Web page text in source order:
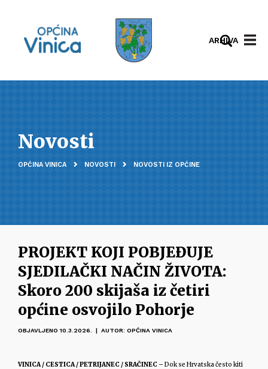
ARHIVA
Novosti
OPĆINA VINICA NOVOSTI NOVOSTI IZ OPĆINE
PROJEKT KOJI POBJEĐUJE
SJEDILAČKI NAČIN ŽIVOTA:
Skoro 200 skijaša iz četiri
općine osvojilo Pohorje
OBJAVLJENO 10.3.2026. | AUTOR: OPĆINA VINICA
VINICA / CESTICA / PETRIJANEC / SRAČINEC – Dok se Hrvatska često kiti